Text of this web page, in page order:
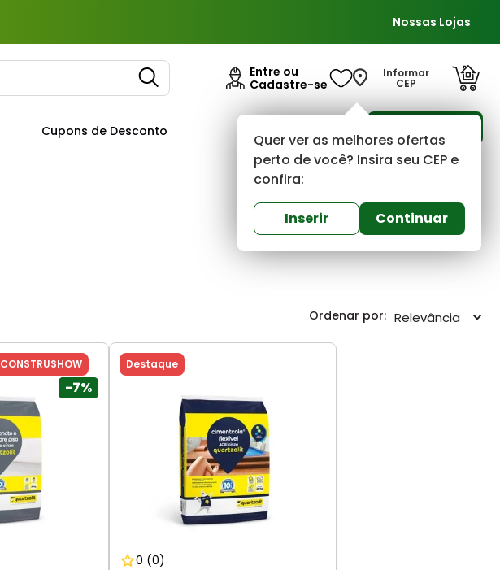
Nossas Lojas
Entre ou
Cadastre-se
Informar
CEP
Quer ver as melhores ofertas
perto de você? Insira seu CEP e
confira:
Inserir Continuar
Cupons de Desconto
Relevância
CONSTRUSHOW
-7%
Destaque
0 (0)